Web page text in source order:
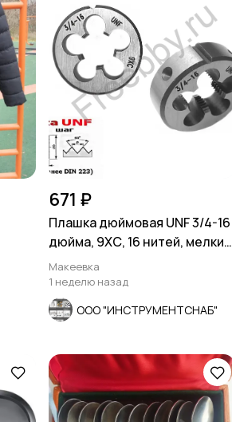
671 ₽
Плашка дюймовая UNF 3/4-16
дюйма, 9ХС, 16 нитей, мелкий
шаг, 45/14 мм
Макеевка
1 неделю назад
ООО "ИНСТРУМЕНТСНАБ"